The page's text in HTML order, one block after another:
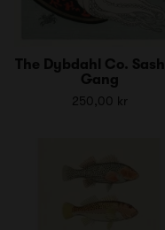
The Dybdahl Co.
Gang
250,00 kr